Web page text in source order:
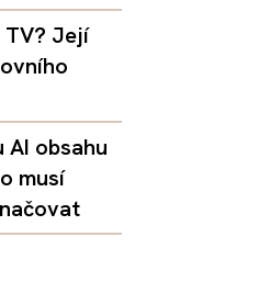
TV? Její
AI obsahu
musí